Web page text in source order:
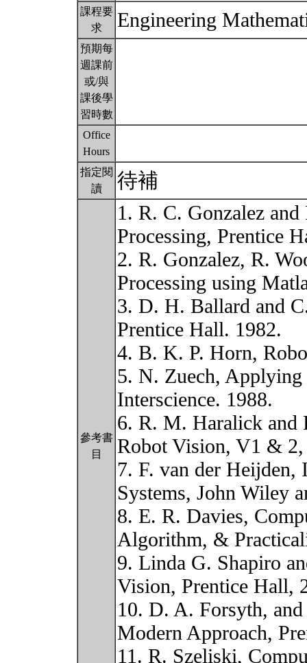
課程要
求
Engineering
預期每
週課前
或/與
課後學
習時數
Office
Hours
指定閱
讀
待補
參考書
目
1. R. C. Gonzalez
Processing, Prentice
2. R. Gonzalez, R.
Processing using
3. D. H. Ballard and
Prentice Hall. 1982.
4. B. K. P. Horn,
5. N. Zuech,
Interscience. 1988.
6. R. M. Haralick and
Robot Vision, V1 & 2,
7. F. van der Heijden,
Systems, John Wiley
8. E. R. Davies,
Algorithm, &
9. Linda G. Shapiro
Vision, Prentice Hall,
10. D. A. Forsyth,
Modern Approach,
11. R. Szeliski,